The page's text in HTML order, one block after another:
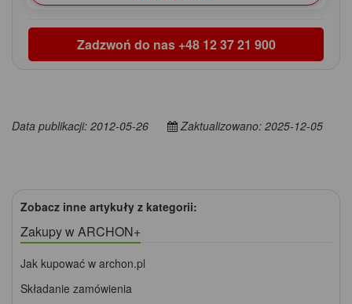
Zadzwoń do nas +48 12 37 21 900
Data publikacji: 2012-05-26 Zaktualizowano: 2025-12-05
Zobacz inne artykuły z kategorii:
Zakupy w ARCHON+
Jak kupować w archon.pl
Składanie zamówienia